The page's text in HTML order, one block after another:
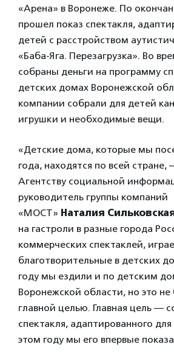
«Арена» в Воронеже. По
прошел показ спектакля,
детей с расстройством
«Баба-Яга. Перезагрузка». Во
собраны деньги на программу
детских домах Воронежской
компании собрали для детей
игрушки и необходимые вещи.
«Детские дома, которые мы
года, находятся по всей стране,
Агентству социальной
руководитель группы компаний
«МОСТ» Наталия
на гастроли в разные города
коммерческих спектаклей,
благотворительные в детских
году мы ездили и по детским
Воронежской области, но это
главной целью. Главная цель —
спектакля, адаптированного
этом году мы его впервые